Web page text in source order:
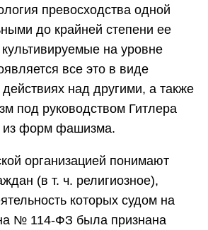
превосходства одной
до крайней степени ее
на уровне
все это в виде
над другими, а также
под руководством Гитлера
из форм фашизма.
организацией понимают
(в т. ч. религиозное),
которых судом на
№ 114-ФЗ была признана